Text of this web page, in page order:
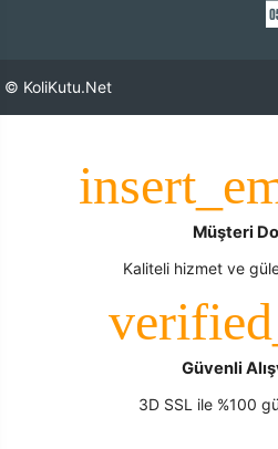
© KoliKutu.Net
Müşteri
Kaliteli hizmet ve
Güvenli
3D SSL ile %100